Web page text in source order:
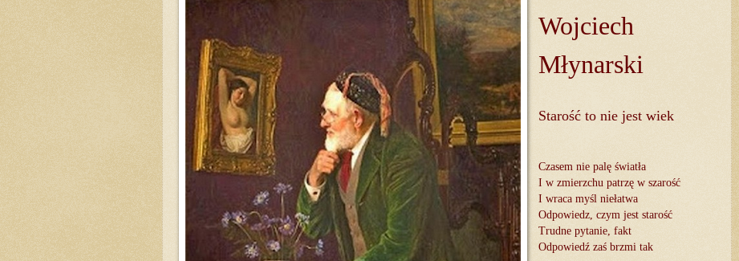
Wojciech
Młynarski
Starość to nie jest wiek
Czasem nie palę światła
I w zmierzchu patrzę w szarość
I wraca myśl niełatwa
Odpowiedz, czym jest starość
Trudne pytanie, fakt
Odpowiedź zaś brzmi tak